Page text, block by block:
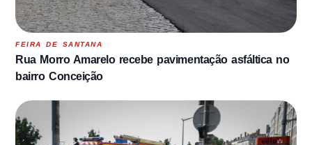
FEIRA DE SANTANA
Rua Morro Amarelo recebe pavimentação asfáltica no
bairro Conceição